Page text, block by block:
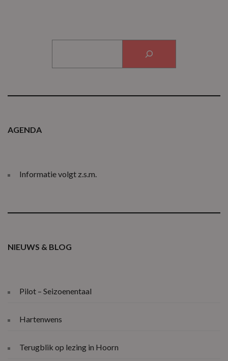
AGENDA
Informatie volgt z.s.m.
NIEUWS & BLOG
Pilot – Seizoenentaal
Hartenwens
Terugblik op lezing in Hoorn